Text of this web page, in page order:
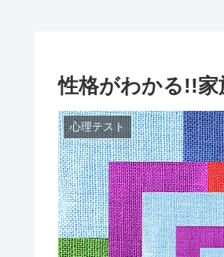
性格がわかる!!家
心理テスト